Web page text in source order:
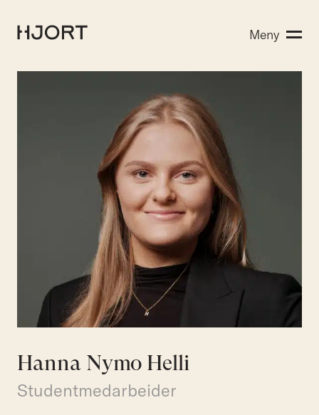
Menneskene
Aktuelt
Søk etter:
Meny
Hanna Nymo Helli
Studentmedarbeider